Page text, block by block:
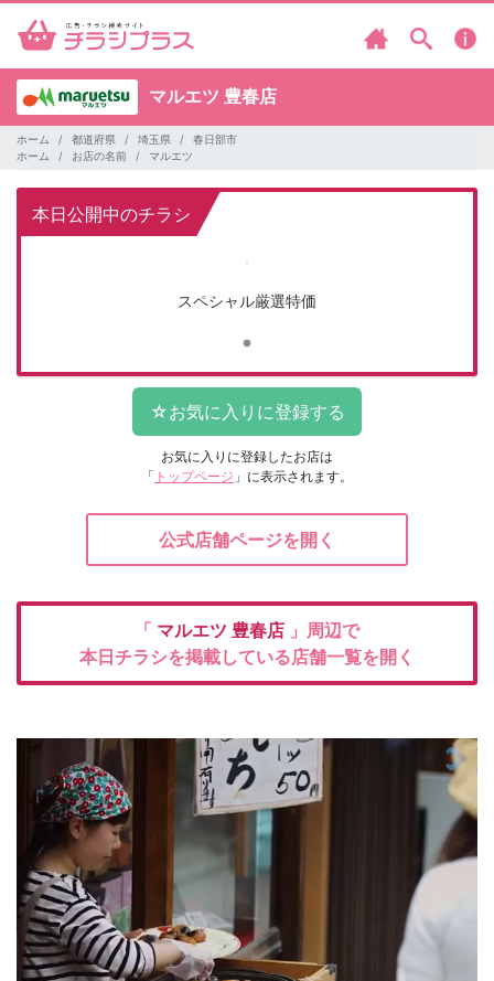
マルエツ 豊春店
ホーム 都道府県 埼玉県
春日部市
ホーム
お店の名前 マルエツ
本日公開中のチラシ
スペシャル厳選特価
お気に入りに登録したお店は
「 トップページ 」に表示されます。
公式店舗ページを開く
「 マルエツ 豊春店 」周辺で
本日チラシを掲載している店舗一覧を開く